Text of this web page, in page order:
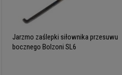
Jarzmo zaślepki siłownika przesuwu
bocznego Bolzoni SL6